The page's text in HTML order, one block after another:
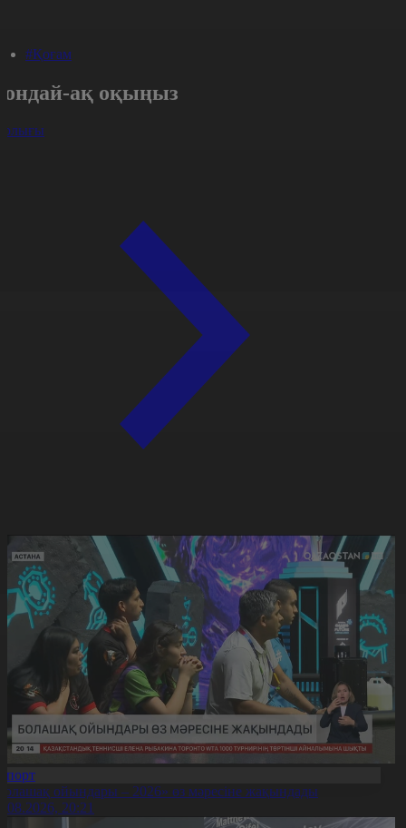
#Қоғам
ақ оқыңыз
ойындары – 2026» өз мәресіне жақындады
20:21